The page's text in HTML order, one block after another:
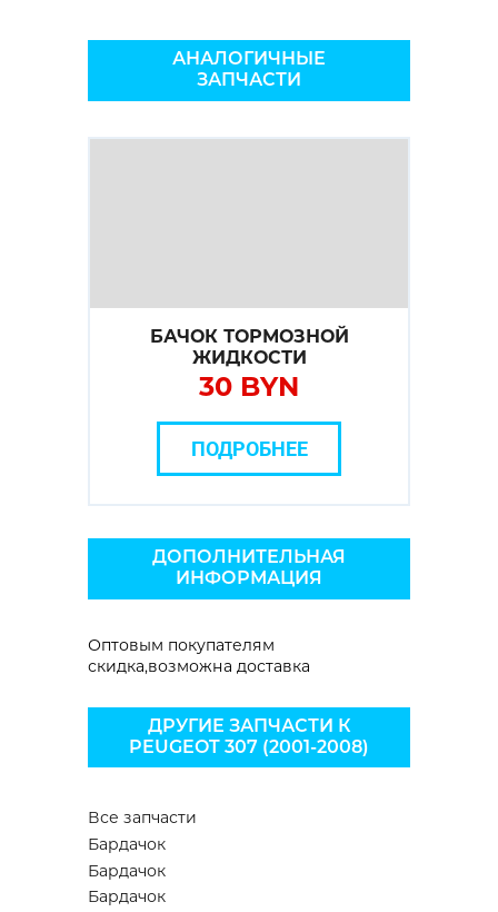
АНАЛОГИЧНЫЕ
ЗАПЧАСТИ
БАЧОК ТОРМОЗНОЙ
ЖИДКОСТИ
30 BYN
ПОДРОБНЕЕ
ДОПОЛНИТЕЛЬНАЯ
ИНФОРМАЦИЯ
Оптовым покупателям
скидка,возможна доставка
ДРУГИЕ ЗАПЧАСТИ К
PEUGEOT 307 (2001-2008)
Все запчасти
Бардачок
Бардачок
Бардачок